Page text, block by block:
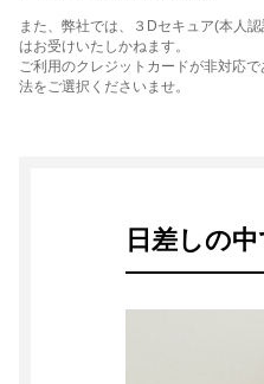
また、弊社では、３Dセキュア(本人
はお受けいたしかねます。
ご利用のクレジットカードが非対応
法をご選択くださいませ。
日差しの